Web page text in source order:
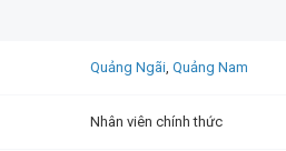
Quảng Ngãi, Quảng Nam
Nhân viên chính thức